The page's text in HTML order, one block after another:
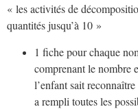
« les activités de
quantités jusqu’à 10 »
1 fiche pour chaque
comprenant le nombre
l’enfant sait
a rempli toutes les